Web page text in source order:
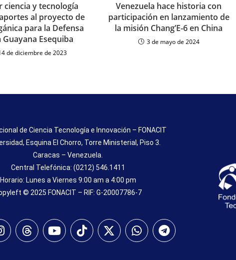
ciencia y tecnología
al proyecto de
para la Defensa
Guayana Esequiba
de diciembre de 2023
Venezuela hace historia con
participación en lanzamiento de
la misión Chang’E-6 en China
3 de mayo de 2024
de Ciencia Tecnología e Innovación – FONACIT
Esquina El Chorro, Torre Ministerial, Piso 3.
Caracas – Venezuela.
Central Telefónica: (0212) 546.1411
Horario: Lunes a Viernes 9:00 am a 4:00 pm
© 2025 FONACIT – RIF: G-20007786-7